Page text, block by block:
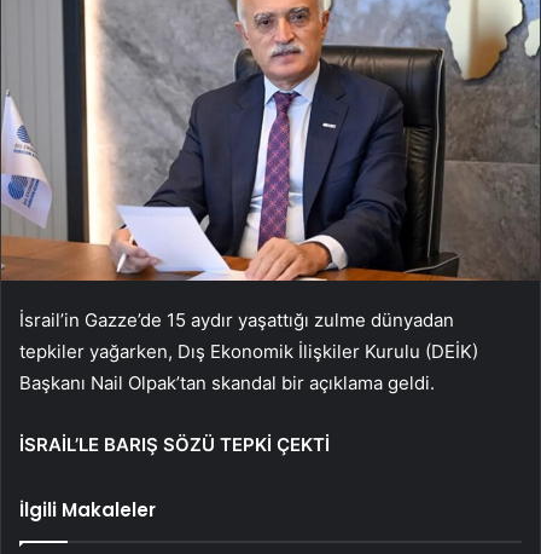
İsrail’in Gazze’de 15 aydır yaşattığı zulme dünyadan
tepkiler yağarken, Dış Ekonomik İlişkiler Kurulu (DEİK)
Başkanı Nail Olpak’tan skandal bir açıklama geldi.
İSRAİL’LE BARIŞ SÖZÜ TEPKİ ÇEKTİ
İlgili Makaleler